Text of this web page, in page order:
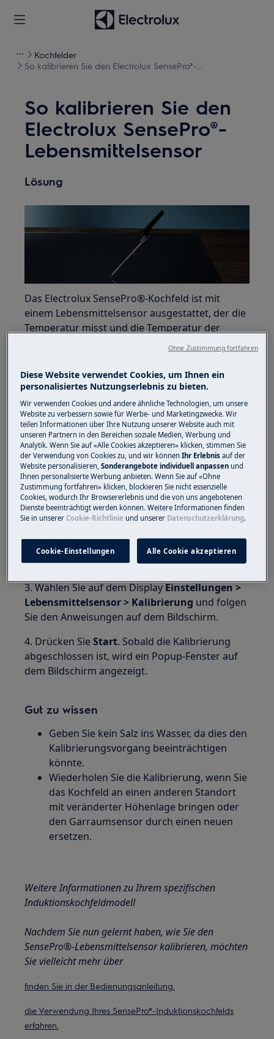
Kochfelder
So kalibrieren Sie den Electrolux SensePro®-
So kalibrieren Sie den
Electrolux SensePro®-
Lebensmittelsensor
Lösung
Das Electrolux SensePro®-Kochfeld ist mit
einem Lebensmittelsensor ausgestattet, der die
Temperatur misst und die Temperatur der
Lebensmittel genau hält. Bevor Sie den
müssen Sie ihn kalibrieren, um sicherzustellen,
dass die Temperaturwerte korrekt sind.
Befolgen Sie diese Schritte, um Ihren
SensePro®-Lebensmittelsensor zu kalibrieren:
1. Platzieren Sie den Speisensensor auf dem
Rand eines Topfes mit einem
Bodendurchmesser von 180 mm.
2. Den Topf mit 1-1,5 Liter kaltem Wasser füllen
Speisensensors) und auf die vordere linke
Kochzone stellen.
3. Wählen Sie auf dem Display Einstellungen >
Lebensmittelsensor > Kalibrierung und folgen
Sie den Anweisungen auf dem Bildschirm.
4. Drücken SieStart. Sobald die Kalibrierung
abgeschlossen ist, wird ein Popup-Fenster auf
dem Bildschirm angezeigt.
Gut zu wissen
Geben Sie kein Salz ins Wasser, da dies den
Kalibrierungsvorgang beeinträchtigen
könnte.
Wiederholen Sie die Kalibrierung, wenn Sie
das Kochfeld an einen anderen Standort
mit veränderter Höhenlage bringen oder
den Garraumsensor durch einen neuen
ersetzen.
Weitere Informationen zu Ihrem spezifischen
Induktionskochfeldmodell
Nachdem Sie nun gelernt haben, wie Sie den
SensePro®-Lebensmittelsensor kalibrieren, möchten
Sie vielleicht mehr über
finden Sie in der Bedienungsanleitung.
die Verwendung Ihres SensePro®-Induktionskochfelds
erfahren.
Diese Website verwendet Cookies, um Ihnen ein
personalisiertes Nutzungserlebnis zu bieten.
Wir verwenden Cookies und andere ähnliche Technologien, um unsere
Website zu verbessern sowie für Werbe- und Marketingzwecke. Wir
teilen Informationen über Ihre Nutzung unserer Website auch mit
unseren Partnern in den Bereichen soziale Medien, Werbung und
Analytik. Wenn Sie auf «Alle Cookies akzeptieren» klicken, stimmen Sie
der Verwendung von Cookies zu, und wir könnenIhr Erlebnisauf der
Website personalisieren,Sonderangebote individuell anpassen und
Ihnen personalisierte Werbung anbieten. Wenn Sie auf «Ohne
Zustimmung fortfahren» klicken, blockieren Sie nicht essenzielle
Cookies, wodurch Ihr Browsererlebnis und die von uns angebotenen
Dienste beeinträchtigt werden können. Weitere Informationen finden
Sie in unsererCookie-Richtlinie und unserer Datenschutzerklärung.
Cookie-Einstellungen Alle Cookie akzeptieren
Ohne Zustimmung fortfahren